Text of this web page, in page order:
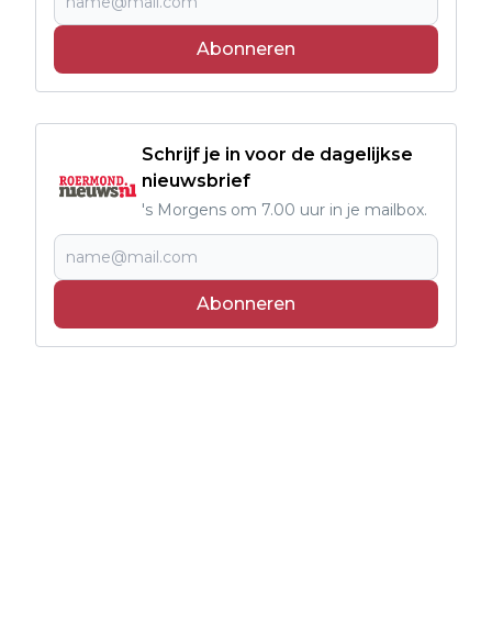
Abonneren
Schrijf je in voor de dagelijkse
nieuwsbrief
's Morgens om 7.00 uur in je mailbox.
Abonneren